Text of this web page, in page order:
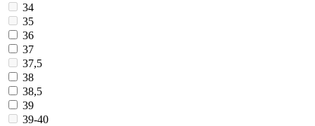
34
35
36
37
37,5
38
38,5
39
39-40